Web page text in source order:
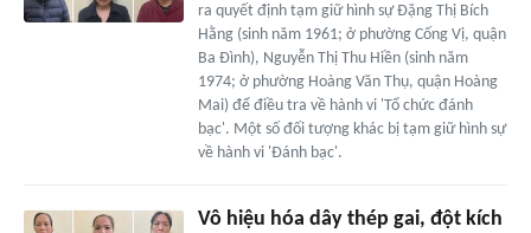
ra quyết định tạm giữ hình sự Đặng Thị Bích
Hằng (sinh năm 1961; ở phường Cống Vị, quận
Ba Đình), Nguyễn Thị Thu Hiền (sinh năm
1974; ở phường Hoàng Văn Thụ, quận Hoàng
Mai) để điều tra về hành vi 'Tổ chức đánh
bạc'. Một số đối tượng khác bị tạm giữ hình sự
về hành vi 'Đánh bạc'.
Vô hiệu hóa dây thép gai, đột kích